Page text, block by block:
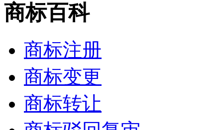
商标百科
商标注册
商标变更
商标转让